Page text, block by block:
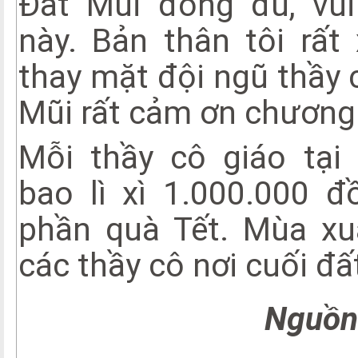
này. Bản thân tôi rất
thay mặt đội ngũ thầy
Mũi rất cảm ơn
Mỗi thầy cô giáo tại
bao lì xì 1.000.000
phần quà Tết. Mùa
các thầy cô nơi cuối